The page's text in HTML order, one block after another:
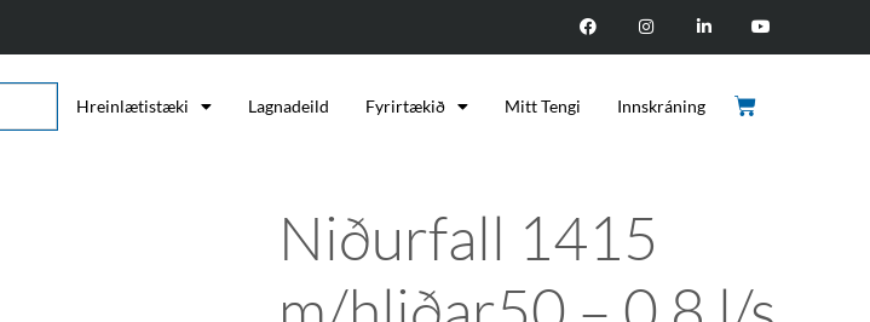
Hreinlætistæki Lagnadeild Fyrirtækið Mitt Tengi Innskráning
Niðurfall 1415